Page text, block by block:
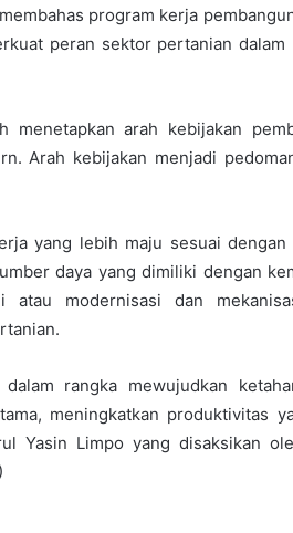
program kerja
peran sektor pertanian
menetapkan arah kebijakan
Arah kebijakan menjadi
yang lebih maju sesuai
daya yang dimiliki dengan
atau modernisasi dan
dalam rangka mewujudkan
meningkatkan produktivitas
Yasin Limpo yang disaksikan